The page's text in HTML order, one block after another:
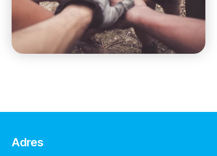
Adres